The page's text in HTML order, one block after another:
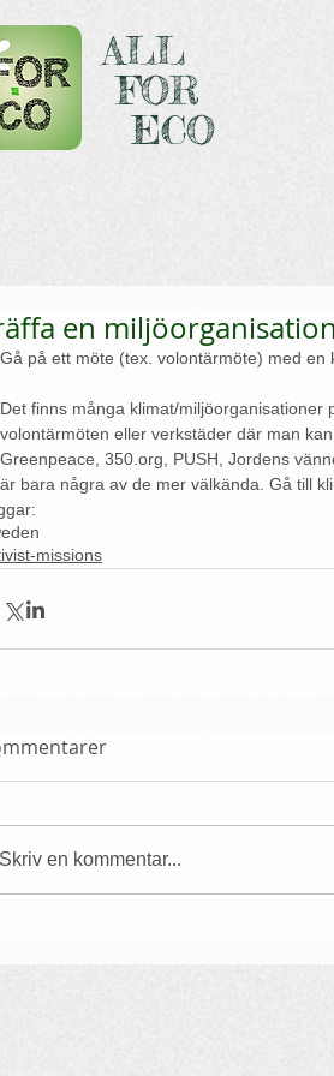
ALL
FOR
ECO
en miljöorganisation
Gå på ett möte (tex. volontärmöte) med en
Det finns många klimat/
volontärmöten eller verkstäder där man
Greenpeace, 350.org, PUSH, Jordens
är bara några av de mer välkända. Gå till
missions
Skriv en kommentar...